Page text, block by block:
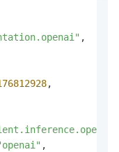
,
,
,